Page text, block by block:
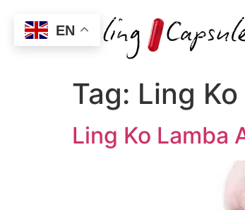
Tag: Ling
Ling Ko Lamba
EN